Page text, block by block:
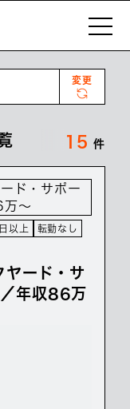
変更
15 件
以上
転勤なし
ヤード・サ
年収86万